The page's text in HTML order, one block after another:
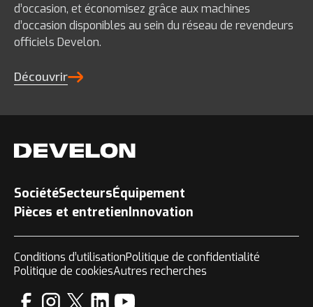
d’occasion, et économisez grâce aux machines
d’occasion disponibles au sein du réseau de revendeurs
officiels Develon.
Découvrir
SociétéSecteursÉquipement
Pièces et entretienInnovation
Conditions d’utilisationPolitique de confidentialité
Politique de cookiesAutres recherches